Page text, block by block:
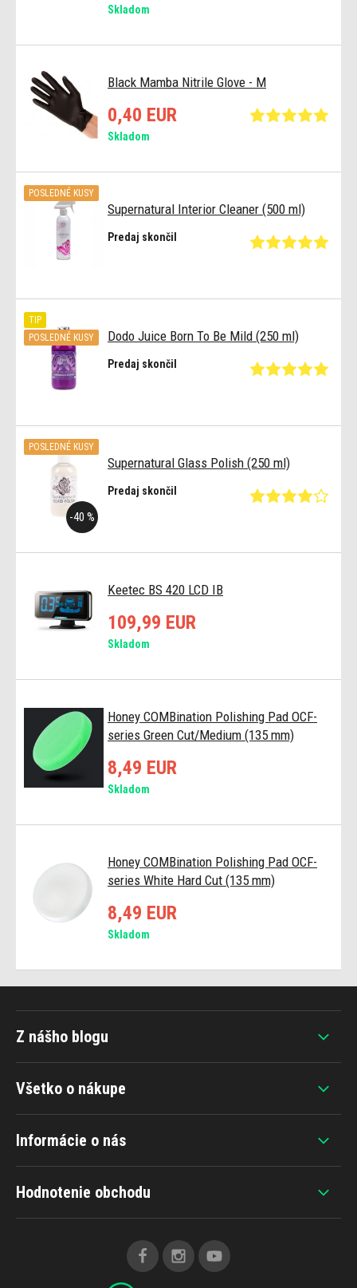
Skladom
Black Mamba Nitrile Glove - M
0,40 EUR
Skladom
Supernatural Interior Cleaner (500 ml)
POSLEDNÉ KUSY
Predaj skončil
Dodo Juice Born To Be Mild (250 ml)
TIP
POSLEDNÉ KUSY
Predaj skončil
Supernatural Glass Polish (250 ml)
-40 %
POSLEDNÉ KUSY
Predaj skončil
Keetec BS 420 LCD IB
109,99 EUR
Skladom
Honey COMBination Polishing Pad OCF-
series Green Cut/Medium (135 mm)
8,49 EUR
Skladom
Honey COMBination Polishing Pad OCF-
series White Hard Cut (135 mm)
8,49 EUR
Skladom
Všetko o nákupe
Informácie o nás
Hodnotenie obchodu
Z nášho blogu